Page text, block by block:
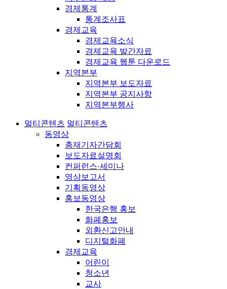
경제통계
통계조사표
경제교육
경제교육소식
경제교육 발간자료
경제교육 웹툰 다운로드
지역본부
지역본부 보도자료
지역본부 공지사항
지역본부행사
멀티콘텐츠 멀티콘텐츠
동영상
총재기자간담회
보도자료설명회
컨퍼런스·세미나
영상보고서
기획동영상
홍보동영상
한국은행 홍보
화폐홍보
외환신고안내
디지털화폐
경제교육
어린이
청소년
교사